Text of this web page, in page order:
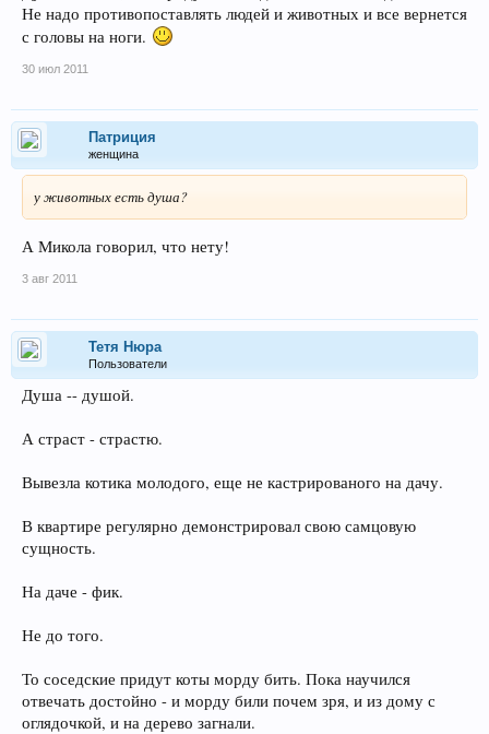
Не надо противопоставлять людей и животных и все вернется
с головы на ноги.
30 июл 2011
Патриция
женщина
у животных есть душа?
А Микола говорил, что нету!
3 авг 2011
Тетя Нюра
Пользователи
Душа -- душой.
А страст - страстю.
Вывезла котика молодого, еще не кастрированого на дачу.
В квартире регулярно демонстрировал свою самцовую
сущность.
На даче - фик.
Не до того.
То соседские придут коты морду бить. Пока научился
отвечать достойно - и морду били почем зря, и из дому с
оглядочкой, и на дерево загнали.